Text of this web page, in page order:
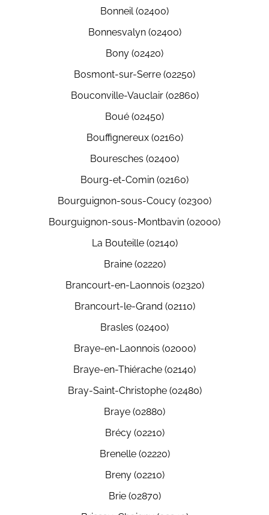
Bonneil (02400)
Bonnesvalyn (02400)
Bony (02420)
Bosmont-sur-Serre (02250)
Bouconville-Vauclair (02860)
Boué (02450)
Bouffignereux (02160)
Bouresches (02400)
Bourg-et-Comin (02160)
Bourguignon-sous-Coucy (02300)
Bourguignon-sous-Montbavin (02000)
La Bouteille (02140)
Braine (02220)
Brancourt-en-Laonnois (02320)
Brancourt-le-Grand (02110)
Brasles (02400)
Braye-en-Laonnois (02000)
Braye-en-Thiérache (02140)
Bray-Saint-Christophe (02480)
Braye (02880)
Brécy (02210)
Brenelle (02220)
Breny (02210)
Brie (02870)